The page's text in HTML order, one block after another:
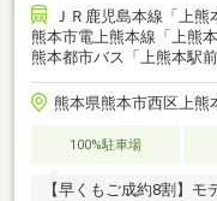
ＪＲ鹿児島本線「上熊
熊本市電上熊本線「上熊
熊本都市バス「上熊本駅
熊本県熊本市西区上熊
100%駐車場
【早くもご成約8割】